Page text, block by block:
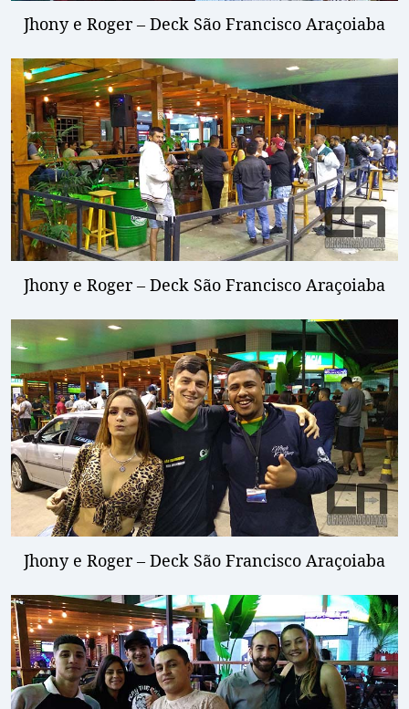
Jhony e Roger – Deck São Francisco Araçoiaba
Jhony e Roger – Deck São Francisco Araçoiaba
Jhony e Roger – Deck São Francisco Araçoiaba